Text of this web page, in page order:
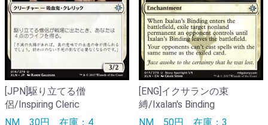
[JPN]駆り立てる僧
侶/Inspiring Cleric
NM 30円 在庫：4
[ENG]イクサランの束
縛/Ixalan's Binding
NM 50円 在庫：3